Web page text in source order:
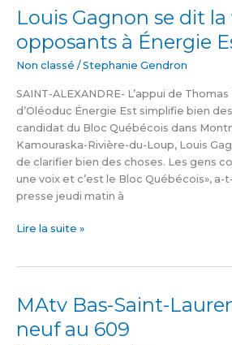
Louis Gagnon se dit la
opposants à Énergie
Non classé /Stephanie Gendron
SAINT-ALEXANDRE- L’appui de
d’Oléoduc Énergie Est simplifie bien
candidat du Bloc Québécois dans
Kamouraska-Rivière-du-Loup, Louis
de clarifier bien des choses. Les gens
une voix et c’est le Bloc Québécois», a-
presse jeudi matin à
Louis
se
dit
voix
des
opposants
à
Énergie
Est
Lire la suite »
MAtv Bas-Saint-
neuf au 609
MAtv
Saint-